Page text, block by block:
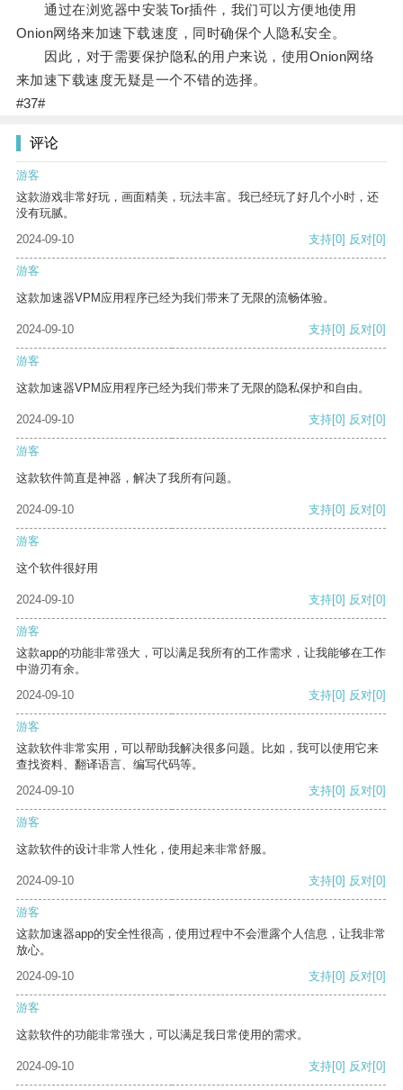
通过在浏览器中安装Tor插件，我们可以方便地使用
Onion网络来加速下载速度，同时确保个人隐私安全。
因此，对于需要保护隐私的用户来说，使用Onion网络
来加速下载速度无疑是一个不错的选择。
#37#
评论
游客
这款游戏非常好玩，画面精美，玩法丰富。我已经玩了好几个小时，还
没有玩腻。
2024-09-10
支持[0] 反对[0]
游客
这款加速器VPM应用程序已经为我们带来了无限的流畅体验。
2024-09-10 支持[0] 反对[0]
游客
这款加速器VPM应用程序已经为我们带来了无限的隐私保护和自由。
2024-09-10 支持[0] 反对[0]
游客
这款软件简直是神器，解决了我所有问题。
2024-09-10 支持[0] 反对[0]
游客
这个软件很好用
2024-09-10 支持[0] 反对[0]
游客
这款app的功能非常强大，可以满足我所有的工作需求，让我能够在工作
中游刃有余。
2024-09-10
支持[0] 反对[0]
游客
这款软件非常实用，可以帮助我解决很多问题。比如，我可以使用它来
查找资料、翻译语言、编写代码等。
2024-09-10
支持[0] 反对[0]
游客
这款软件的设计非常人性化，使用起来非常舒服。
2024-09-10 支持[0] 反对[0]
游客
这款加速器app的安全性很高，使用过程中不会泄露个人信息，让我非常
放心。
2024-09-10
支持[0] 反对[0]
游客
这款软件的功能非常强大，可以满足我日常使用的需求。
2024-09-10 支持[0] 反对[0]